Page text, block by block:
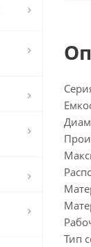
Тип